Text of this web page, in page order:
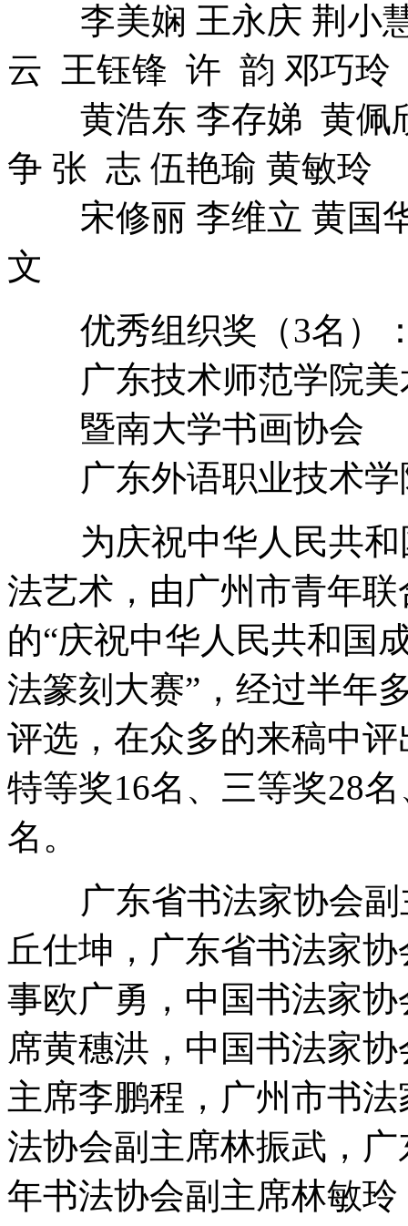
李美娴 王永庆 荆小慧
云 王钰锋 许 韵 邓巧玲
黄浩东 李存娣 黄佩
争 张 志 伍艳瑜 黄敏玲
宋修丽 李维立 黄国
文
优秀组织奖（3名）
广东技术师范学院美
暨南大学书画协会
广东外语职业技术学
为庆祝中华人民共和
法艺术，由广州市青年
的“庆祝中华人民共和国
法篆刻大赛”，经过半年
评选，在众多的来稿中
特等奖16名、三等奖28
名。
广东省书法家协会副
丘仕坤，广东省书法家
事欧广勇，中国书法家
席黄穗洪，中国书法家
主席李鹏程，广州市书
法协会副主席林振武，
年书法协会副主席林敏